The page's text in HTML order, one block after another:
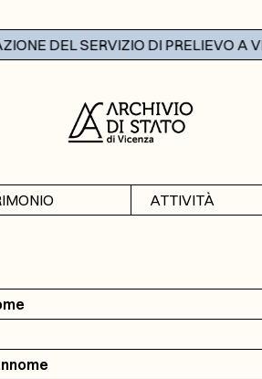
DEL SERVIZIO DI PRELIEVO A
ATTIVITÀ